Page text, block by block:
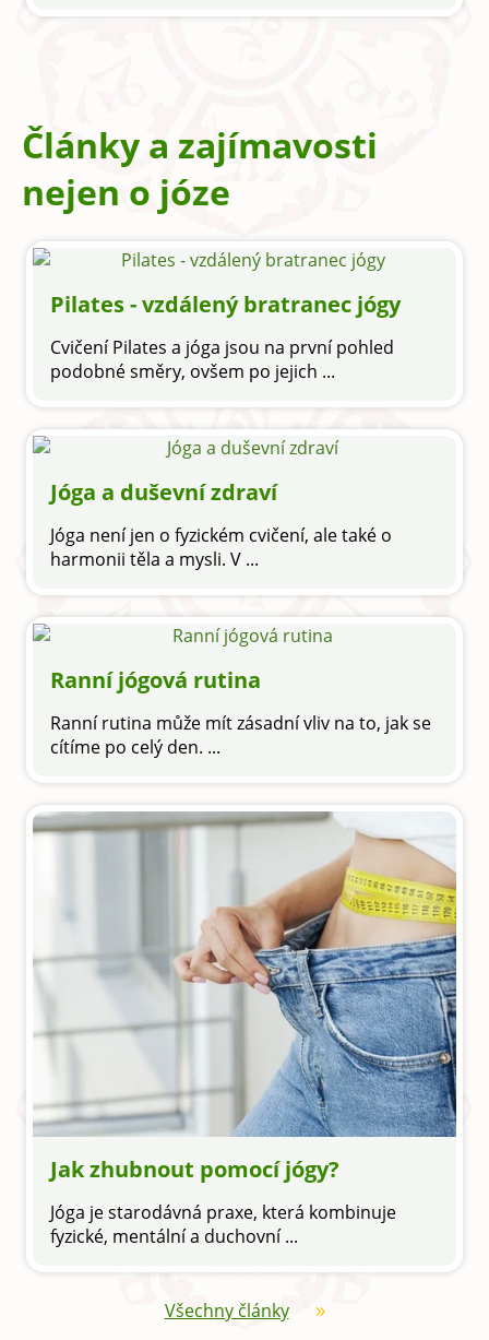
Články a zajímavosti
nejen o józe
Pilates - vzdálený bratranec jógy
Cvičení Pilates a jóga jsou na první pohled
podobné směry, ovšem po jejich ...
Jóga a duševní zdraví
Jóga není jen o fyzickém cvičení, ale také o
harmonii těla a mysli. V ...
Ranní jógová rutina
Ranní rutina může mít zásadní vliv na to, jak se
cítíme po celý den. ...
Jak zhubnout pomocí jógy?
Jóga je starodávná praxe, která kombinuje
fyzické, mentální a duchovní ...
Všechny články